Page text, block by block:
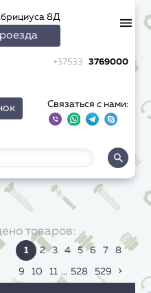
+37533 3769000
Связаться с нами:
8Д
товаров:
1 2 3 4 5 6 7 8
9 10 11 ... 528 529